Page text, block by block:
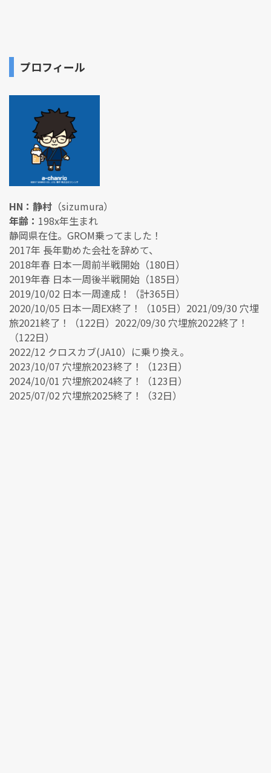
プロフィール
HN：静村 （sizumura）
年齢： 198x年生まれ
静岡県在住。GROM乗ってました！
2017年 長年勤めた会社を辞めて、
2018年春 日本一周前半戦開始（180日）
2019年春 日本一周後半戦開始（185日）
2019/10/02 日本一周達成！（計365日）
2020/10/05 日本一周EX終了！（105日）2021/09/30 穴埋
旅2021終了！（122日）2022/09/30 穴埋旅2022終了！
（122日）
2022/12 クロスカブ(JA10）に乗り換え。
2023/10/07 穴埋旅2023終了！（123日）
2024/10/01 穴埋旅2024終了！（123日）
2025/07/02 穴埋旅2025終了！（32日）